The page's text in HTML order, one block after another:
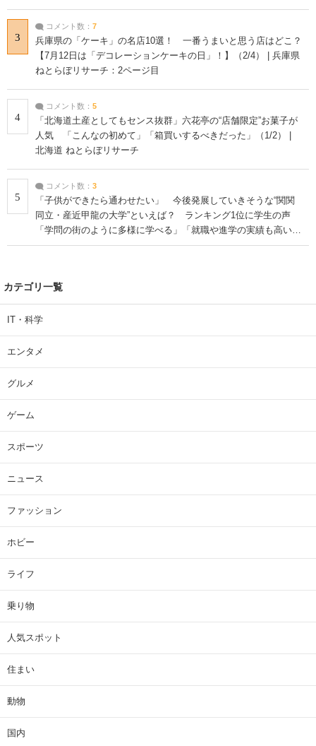
3
コメント数： 7
兵庫県の「ケーキ」の名店10選！ 一番うまいと思う店はどこ？
【7月12日は「デコレーションケーキの日」！】（2/4） | 兵庫県
ねとらぼリサーチ：2ページ目
4
コメント数： 5
「北海道土産としてもセンス抜群」六花亭の“店舗限定”お菓子が
人気 「こんなの初めて」「箱買いするべきだった」（1/2） |
北海道 ねとらぼリサーチ
5
コメント数： 3
「子供ができたら通わせたい」 今後発展していきそうな“関関
同立・産近甲龍の大学”といえば？ ランキング1位に学生の声
「学問の街のように多様に学べる」「就職や進学の実績も高い」
| 大学 ねとらぼリサーチ
カテゴリ一覧
IT・科学
エンタメ
グルメ
ゲーム
スポーツ
ニュース
ファッション
ホビー
ライフ
乗り物
人気スポット
住まい
動物
国内